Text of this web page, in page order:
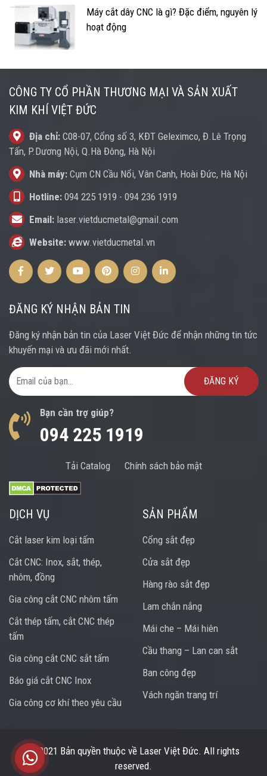
Máy cắt dây CNC là gì? Đặc điểm, nguyên lý
hoạt động
CÔNG TY CỔ PHẦN THƯƠNG MẠI VÀ SẢN XUẤT
KIM KHÍ VIỆT ĐỨC
Địa chỉ: C08-07, Cổng số 3, KĐT Geleximco, Đ.Lê Trọng
Tấn, P.Dương Nội, Q.Hà Đông, Hà Nội
Nhà máy: Cụm CN Cầu Nổi, Vân Canh, Hoài Đức, Hà Nội
Hotline: 094 225 1919 - 094 236 1919
Email: laser.vietducmetal@gmail.com
Website: www.vietducmetal.vn
FacebookTwitterYoutubePinterestInstagramInstagram
ĐĂNG KÝ NHẬN BẢN TIN
Đăng ký nhận bản tin của Laser Việt Đức để nhận những tin tức
khuyến mại và ưu đãi mới nhất.
Email Address
Bạn cần trợ giúp?
094 225 1919
Tải Catalog Chính sách bảo mật
DỊCH VỤ
Cắt laser kim loại tấm
Cắt CNC: Inox, sắt, thép,
nhôm, đồng
Gia công cắt CNC nhôm tấm
Cắt thép tấm, cắt CNC thép
tấm
Gia công cắt CNC sắt tấm
Báo giá cắt CNC Inox
Gia công cơ khí theo yêu cầu
SẢN PHẨM
Cổng sắt đẹp
Cửa sắt đẹp
Hàng rào sắt đẹp
Lam chắn nắng
Mái che – Mái hiên
Cầu thang – Lan can sắt
Ban công đẹp
Vách ngăn trang trí
© 2021 Bản quyền thuộc về Laser Việt Đức. All rights
reserved.
Trung tâm hỗ trợ